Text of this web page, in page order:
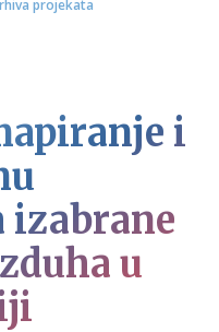
projekata
i
izabrane
u